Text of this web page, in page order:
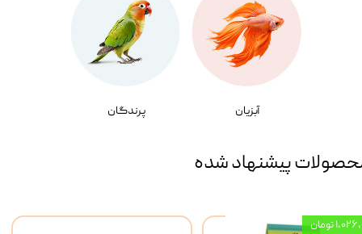
آبزیان پرندگان
پیشنهاد شده
تومان